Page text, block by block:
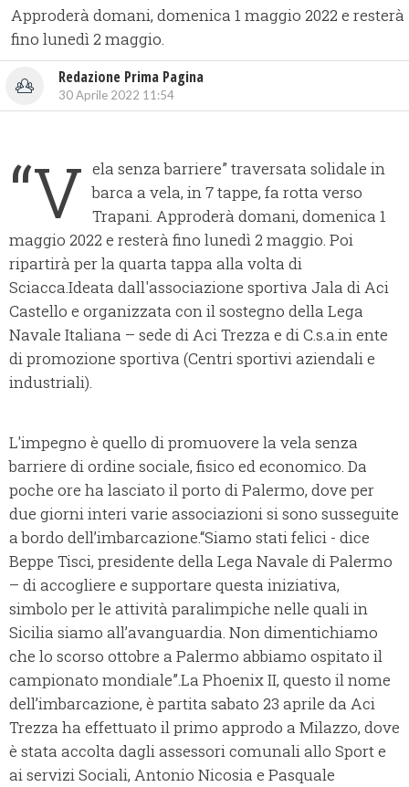
Approderà domani, domenica 1 maggio 2022 e resterà
fino lunedì 2 maggio.
Redazione Prima Pagina
30 Aprile 2022 11:54
“V ela senza barriere” traversata solidale in
barca a vela, in 7 tappe, fa rotta verso
Trapani. Approderà domani, domenica 1
maggio 2022 e resterà fino lunedì 2 maggio. Poi
ripartirà per la quarta tappa alla volta di
Sciacca.Ideata dall'associazione sportiva Jala di Aci
Castello e organizzata con il sostegno della Lega
Navale Italiana – sede di Aci Trezza e di C.s.a.in ente
di promozione sportiva (Centri sportivi aziendali e
industriali).
L'impegno è quello di promuovere la vela senza
barriere di ordine sociale, fisico ed economico. Da
poche ore ha lasciato il porto di Palermo, dove per
due giorni interi varie associazioni si sono susseguite
a bordo dell’imbarcazione.“Siamo stati felici - dice
Beppe Tisci, presidente della Lega Navale di Palermo
– di accogliere e supportare questa iniziativa,
simbolo per le attività paralimpiche nelle quali in
Sicilia siamo all’avanguardia. Non dimentichiamo
che lo scorso ottobre a Palermo abbiamo ospitato il
campionato mondiale”.La Phoenix II, questo il nome
dell’imbarcazione, è partita sabato 23 aprile da Aci
Trezza ha effettuato il primo approdo a Milazzo, dove
è stata accolta dagli assessori comunali allo Sport e
ai servizi Sociali, Antonio Nicosia e Pasquale